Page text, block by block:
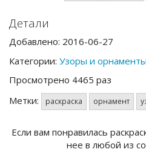
Детали
Добавлено: 2016-06-27
Категории: Узоры и орнаменты
Просмотрено 4465 раз
Метки:
раскраска орнамент
Если вам понравилась
нее в любой из